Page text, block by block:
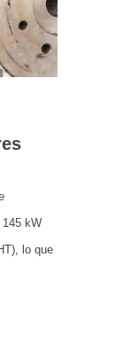
kW
lo que